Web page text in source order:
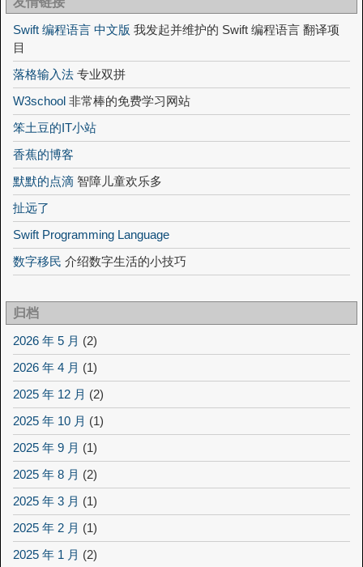
Swift 编程语言 中文版 我发起并维护的 Swift 编程语言 翻译项
目
落格输入法 专业双拼
W3school 非常棒的免费学习网站
笨土豆的IT小站
香蕉的博客
默默的点滴 智障儿童欢乐多
扯远了
Swift Programming Language
数字移民 介绍数字生活的小技巧
归档
2026 年 5 月 (2)
2026 年 4 月 (1)
2025 年 12 月 (2)
2025 年 10 月 (1)
2025 年 9 月 (1)
2025 年 8 月 (2)
2025 年 3 月 (1)
2025 年 2 月 (1)
2025 年 1 月 (2)